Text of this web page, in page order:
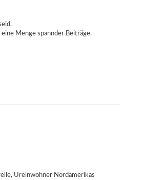
Menge spannder Beiträge.
Ureinwohner Nordamerikas